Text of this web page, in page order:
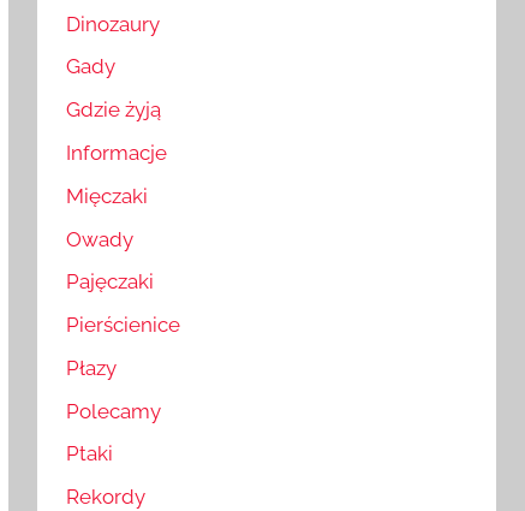
Dinozaury
Gady
Gdzie żyją
Informacje
Mięczaki
Owady
Pajęczaki
Pierścienice
Płazy
Polecamy
Ptaki
Rekordy